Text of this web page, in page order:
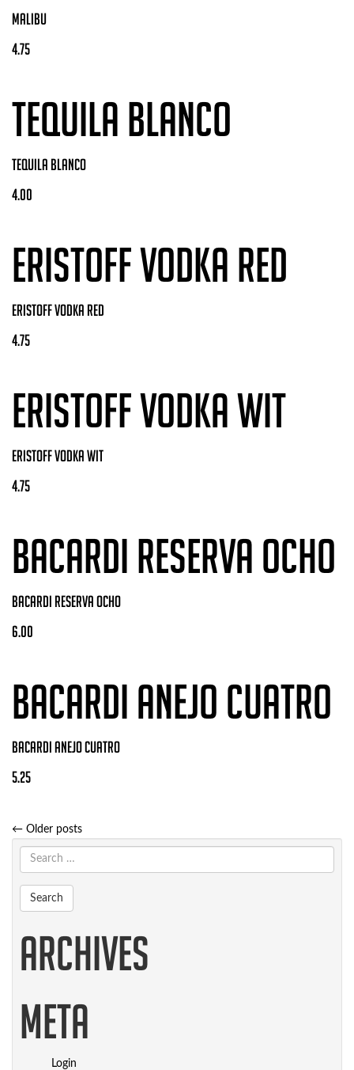
MALIBU
4.75
TEQUILA BLANCO
TEQUILA BLANCO
4.00
ERISTOFF VODKA RED
ERISTOFF VODKA RED
4.75
ERISTOFF VODKA WIT
ERISTOFF VODKA WIT
4.75
BACARDI RESERVA OCHO
BACARDI RESERVA OCHO
6.00
BACARDI ANEJO CUATRO
BACARDI ANEJO CUATRO
5.25
Post
navigation
← Older posts
Archives
Meta
Login